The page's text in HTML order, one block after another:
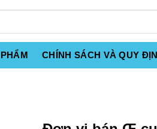
CHÍNH SÁCH VÀ QUY